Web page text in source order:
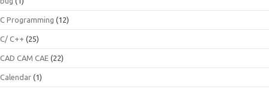
C Programming (12)
C/ C++ (25)
CAD CAM CAE (22)
Calendar (1)